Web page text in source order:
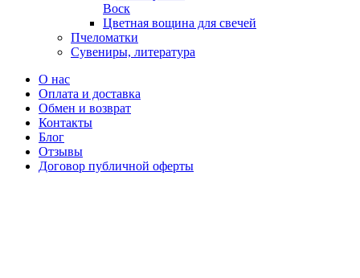
Воск
Цветная вощина для свечей
Пчеломатки
Сувениры, литература
О нас
Оплата и доставка
Обмен и возврат
Контакты
Блог
Отзывы
Договор публичной оферты